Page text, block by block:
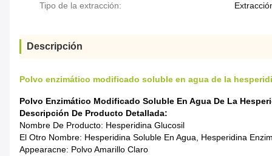
Tipo de la extracción:
Descripción
Polvo enzimático modificado soluble en agua de la
Polvo Enzimático Modificado Soluble En Agua De La
Descripción De Producto Detallada:
Nombre De Producto: Hesperidina Glucosil
El Otro Nombre: Hesperidina Soluble En Agua, Hesperidina
Appearacne: Polvo Amarillo Claro